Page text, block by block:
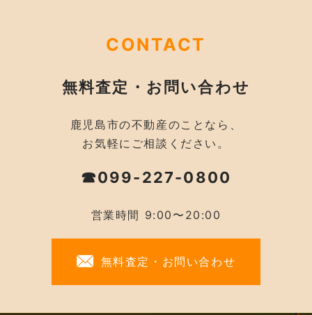
CONTACT
無料査定・お問い合わせ
鹿児島市の不動産のことなら、
お気軽にご相談ください。
☎099-227-0800
営業時間 9:00〜20:00
無料査定・お問い合わせ